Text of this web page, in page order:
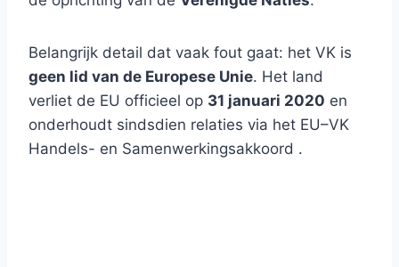
Belangrijk detail dat vaak fout gaat: het VK is
geen lid van de Europese Unie. Het land
verliet de EU officieel op 31 januari 2020 en
onderhoudt sindsdien relaties via het EU–VK
Handels- en Samenwerkingsakkoord .